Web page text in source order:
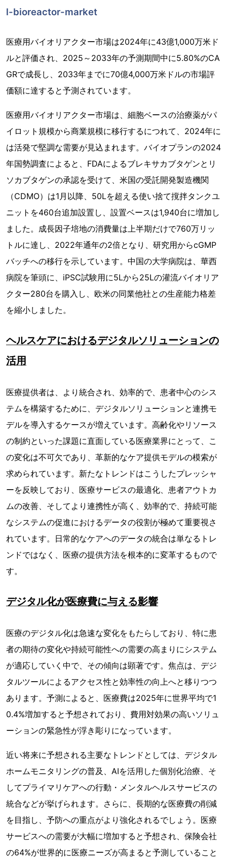
l-bioreactor-market
医療用バイオリアクター市場は2024年に43億1,000万米ド
ルと評価され、2025～2033年の予測期間中に5.80%のCA
GRで成長し、2033年までに70億4,000万米ドルの市場評
価額に達すると予測されています。
医療用バイオリアクター市場は、細胞ベースの治療薬がパ
イロット規模から商業規模に移行するにつれて、2024年に
は活発で堅調な需要が見込まれます。バイオプランの2024
年国勢調査によると、FDAによるブレキサカブタゲンとリ
ソカブタゲンの承認を受けて、米国の受託開発製造機関
（CDMO）は1月以降、50Lを超える使い捨て撹拌タンクユ
ニットを460台追加設置し、設置ベースは1,940台に増加し
ました。成長因子培地の消費量は上半期だけで760万リッ
トルに達し、2022年通年の2倍となり、研究用からcGMP
バッチへの移行を示しています。中国の大学病院は、華西
病院を筆頭に、iPSC試験用に5Lから25Lの灌流バイオリア
クター280台を購入し、欧米の同業他社との生産能力格差
を縮小しました。
ヘルスケアにおけるデジタルソリューションの
活用
医療提供者は、より統合され、効率的で、患者中心のシス
テムを構築するために、デジタルソリューションと連携モ
デルを導入するケースが増えています。高齢化やリソース
の制約といった課題に直面している医療業界にとって、こ
の変化は不可欠であり、革新的なケア提供モデルの模索が
求められています。新たなトレンドはこうしたプレッシャ
ーを反映しており、医療サービスの最適化、患者アウトカ
ムの改善、そしてより連携性が高く、効率的で、持続可能
なシステムの促進におけるデータの役割が極めて重要視さ
れています。日常的なケアへのデータの統合は単なるトレ
ンドではなく、医療の提供方法を​​根本的に変革するもので
す。
デジタル化が医療費に与える影響
医療のデジタル化は急速な変化をもたらしており、特に患
者の期待の変化や持続可能性への需要の高まりにシステム
が適応していく中で、その傾向は顕著です。焦点は、デジ
タルツールによるアクセス性と効率性の向上へと移りつつ
あります。予測によると、医療費は2025年に世界平均で1
0.4%増加すると予想されており、費用対効果の高いソリュ
ーションの緊急性が浮き彫りになっています。
近い将来に予想される主要なトレンドとしては、デジタル
ホームモニタリングの普及、AIを活用した個別化治療、そ
してプライマリケアへの行動・メンタルヘルスサービスの
統合などが挙げられます。さらに、長期的な医療費の削減
を目指し、予防への重点がより強化されるでしょう。医療
サービスへの需要が大幅に増加すると予想され、保険会社
の64%が世界的に医療ニーズが高まると予測していること